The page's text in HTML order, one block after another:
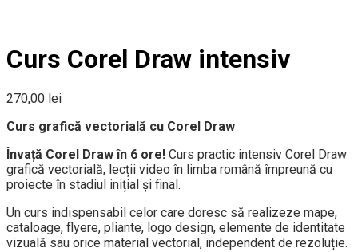
Curs Corel Draw intensiv
270,00 lei
Curs grafică vectorială cu Corel Draw
Învață Corel Draw în 6 ore! Curs practic intensiv Corel Draw
grafică vectorială, lecții video în limba română împreună cu
proiecte în stadiul inițial și final.
Un curs indispensabil celor care doresc să realizeze mape,
cataloage, flyere, pliante, logo design, elemente de identitate
vizuală sau orice material vectorial, independent de rezoluție.